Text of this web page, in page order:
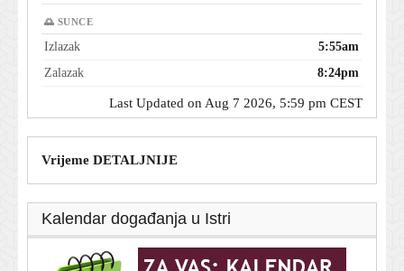
🌅 SUNCE
Izlazak
5:55am
Zalazak
8:24pm
Last Updated on Aug 7 2026, 5:59 pm CEST
Vrijeme DETALJNIJE
Kalendar događanja u Istri